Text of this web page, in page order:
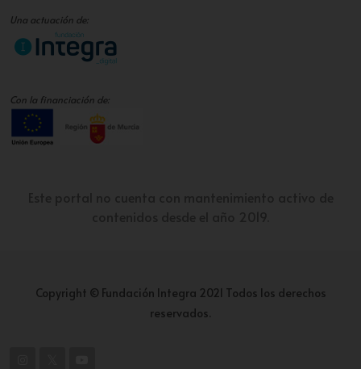
Una actuación de:
Con la financiación de:
Copyright © Fundación Integra 2021 Todos los derechos
reservados.